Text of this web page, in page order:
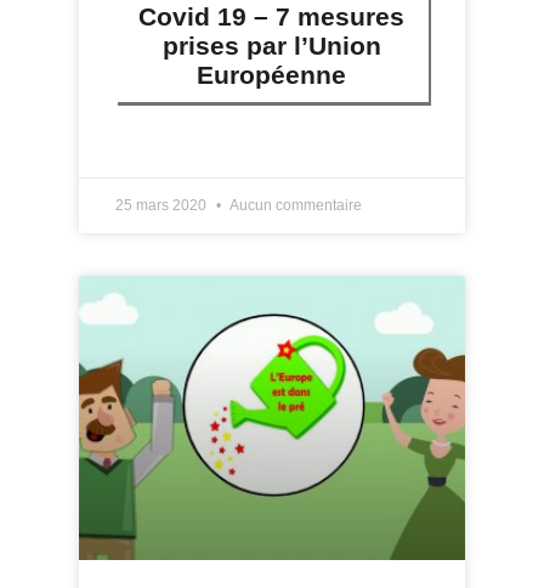
Covid 19 – 7 mesures
prises par l’Union
Européenne
25 mars 2020 Aucun commentaire